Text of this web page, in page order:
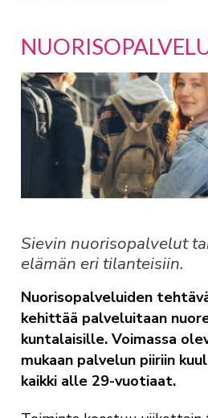
Sievin nuorisopalvelut
elämän eri tilanteisiin.
Nuorisopalveluiden
kehittää palveluitaan
kuntalaisille. Voimassa
mukaan palvelun piiriin
kaikki alle 29-vuotiaat.